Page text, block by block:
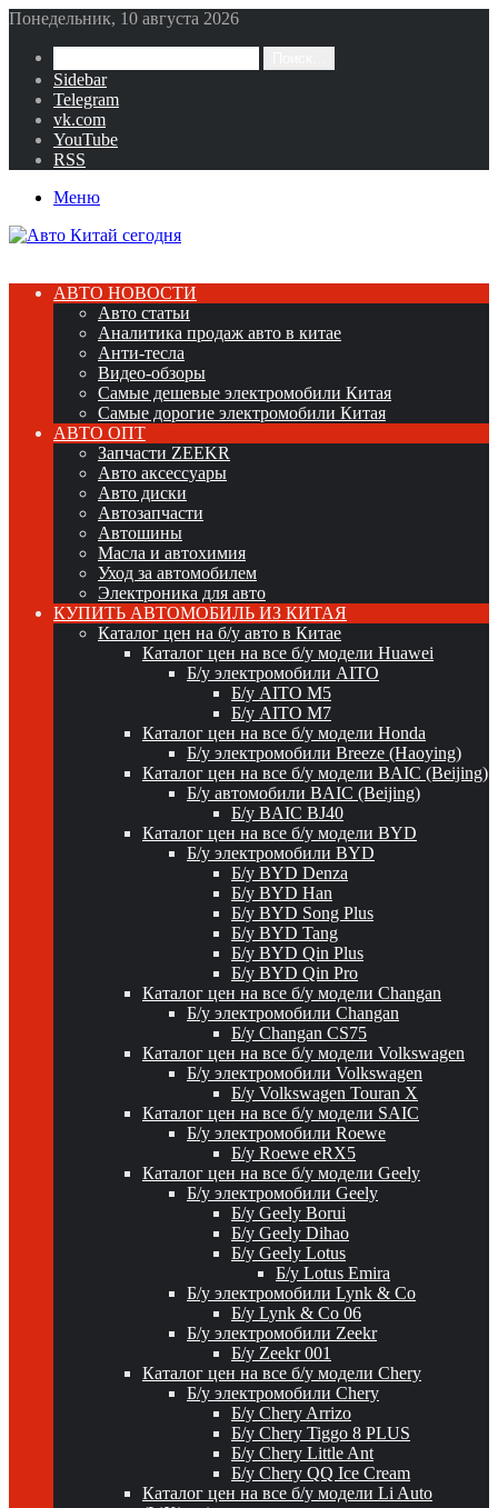
Понедельник, 10 августа 2026
Sidebar
Telegram
vk.com
YouTube
RSS
Меню
АВТО НОВОСТИ
Авто статьи
Аналитика продаж авто в китае
Анти-тесла
Видео-обзоры
Самые дешевые электромобили Китая
Самые дорогие электромобили Китая
АВТО ОПТ
Запчасти ZEEKR
Авто аксессуары
Авто диски
Автозапчасти
Автошины
Масла и автохимия
Уход за автомобилем
Электроника для авто
КУПИТЬ АВТОМОБИЛЬ ИЗ КИТАЯ
Каталог цен на б/у авто в Китае
Каталог цен на все б/у модели Huawei
Б/у электромобили AITO
Б/у AITO M5
Б/у AITO M7
Каталог цен на все б/у модели Honda
Б/у электромобили Breeze (Haoying)
Каталог цен на все б/у модели BAIC (Beijing)
Б/у автомобили BAIC (Beijing)
Б/у BAIC BJ40
Каталог цен на все б/у модели BYD
Б/у электромобили BYD
Б/у BYD Denza
Б/у BYD Han
Б/у BYD Song Plus
Б/у BYD Tang
Б/у BYD Qin Plus
Б/у BYD Qin Pro
Каталог цен на все б/у модели Changan
Б/у электромобили Changan
Б/у Changan CS75
Каталог цен на все б/у модели Volkswagen
Б/у электромобили Volkswagen
Б/у Volkswagen Touran X
Каталог цен на все б/у модели SAIC
Б/у электромобили Roewe
Б/у Roewe eRX5
Каталог цен на все б/у модели Geely
Б/у электромобили Geely
Б/у Geely Borui
Б/у Geely Dihao
Б/у Geely Lotus
Б/у Lotus Emira
Б/у электромобили Lynk & Co
Б/у Lynk & Co 06
Б/у электромобили Zeekr
Б/у Zeekr 001
Каталог цен на все б/у модели Chery
Б/у электромобили Chery
Б/у Chery Arrizo
Б/у Chery Tiggo 8 PLUS
Б/у Chery Little Ant
Б/у Chery QQ Ice Cream
Каталог цен на все б/у модели Li Auto